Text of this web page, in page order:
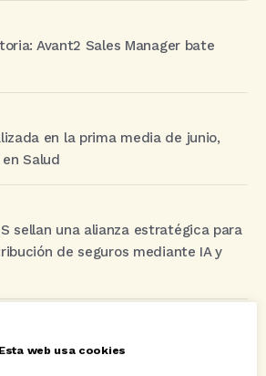
Avant2 Sales Manager bate
en la prima media de junio,
Salud
sellan una alianza estratégica para
de seguros mediante IA y
Esta web usa cookies